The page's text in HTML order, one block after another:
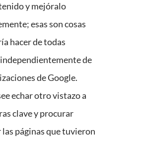
y mejóralo
esas son cosas
hacer de todas
de
de Google.
echar otro vistazo a
clave y procurar
páginas que tuvieron